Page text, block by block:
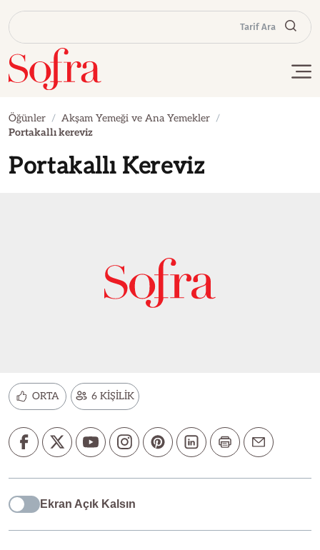
Tarif Ara
Öğünler
Akşam Yemeği ve Ana Yemekler
Portakallı kereviz
Portakallı Kereviz
ORTA 6 KİŞİLİK
Ekran Açık Kalsın